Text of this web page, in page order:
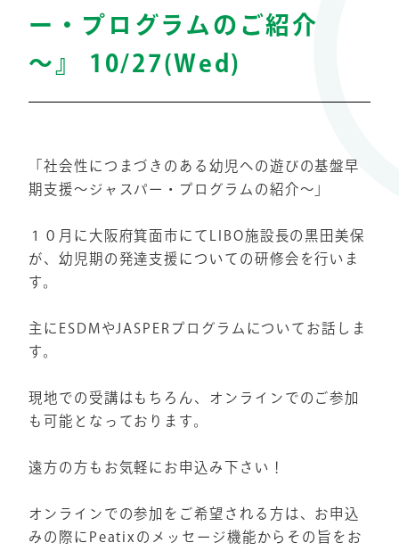
ー・プログラムのご紹介
～』 10/27(Wed)
「社会性につまづきのある幼児への遊びの基盤早
期支援～ジャスパー・プログラムの紹介～」
１０月に大阪府箕面市にてLIBO施設長の黒田美保
が、幼児期の発達支援についての研修会を行いま
す。
主にESDMやJASPERプログラムについてお話しま
す。
現地での受講はもちろん、オンラインでのご参加
も可能となっております。
遠方の方もお気軽にお申込み下さい！
オンラインでの参加をご希望される方は、お申込
みの際にPeatixのメッセージ機能からその旨をお